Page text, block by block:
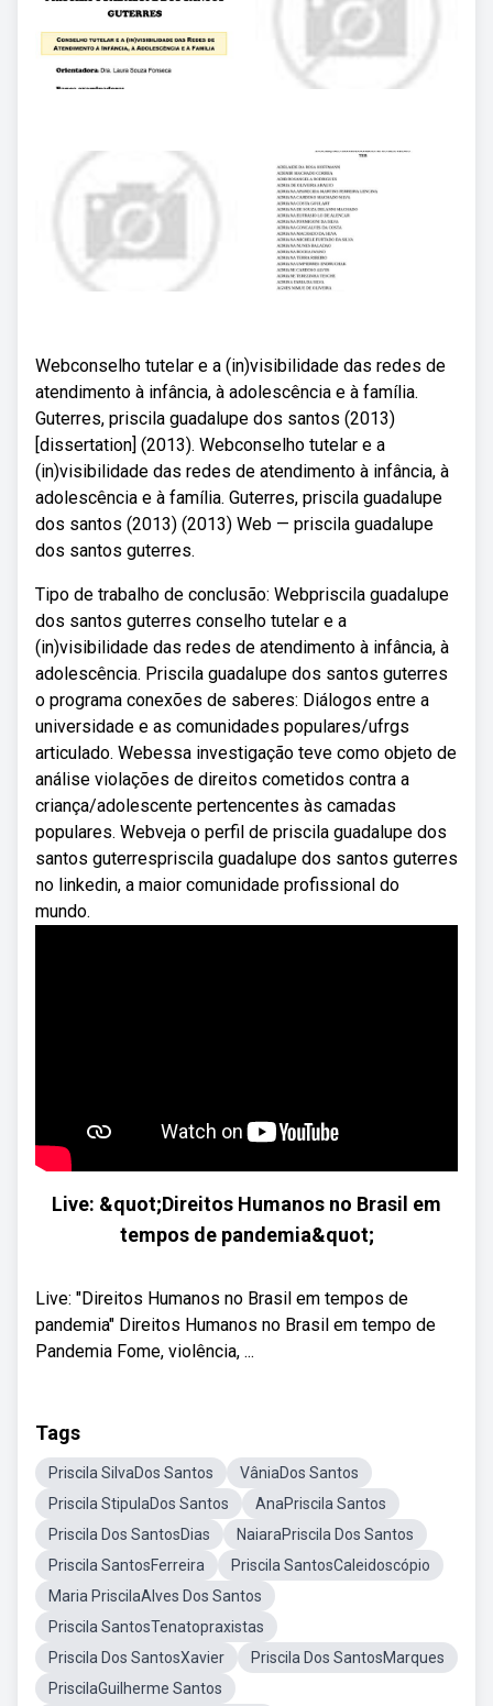
Webconselho tutelar e a (in)visibilidade das redes de
atendimento à infância, à adolescência e à família .
Guterres, priscila guadalupe dos santos (2013)
[dissertation] (2013). Webconselho tutelar e a
(in)visibilidade das redes de atendimento à infância, à
adolescência e à família . Guterres, priscila guadalupe
dos santos (2013) (2013) Web — priscila guadalupe
dos santos guterres.
Tipo de trabalho de conclusão: Webpriscila guadalupe
dos santos guterres conselho tutelar e a
(in)visibilidade das redes de atendimento à infância, à
adolescência. Priscila guadalupe dos santos guterres
o programa conexões de saberes: Diálogos entre a
universidade e as comunidades populares/ufrgs
articulado. Webessa investigação teve como objeto de
análise violações de direitos cometidos contra a
criança/adolescente pertencentes às camadas
populares. Webveja o perfil de priscila guadalupe dos
santos guterrespriscila guadalupe dos santos guterres
no linkedin, a maior comunidade profissional do
mundo.
Live: &quot;Direitos Humanos no Brasil em
tempos de pandemia&quot;
Live: "Direitos Humanos no Brasil em tempos de
pandemia" Direitos Humanos no Brasil em tempo de
Pandemia Fome, violência, ...
Tags
Priscila SilvaDos Santos
VâniaDos Santos
Priscila StipulaDos Santos
AnaPriscila Santos
Priscila Dos SantosDias
NaiaraPriscila Dos Santos
Priscila SantosFerreira
Priscila SantosCaleidoscópio
Maria PriscilaAlves Dos Santos
Priscila SantosTenatopraxistas
Priscila Dos SantosXavier
Priscila Dos SantosMarques
PriscilaGuilherme Santos